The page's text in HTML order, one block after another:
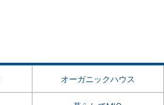
オーガニックハウス